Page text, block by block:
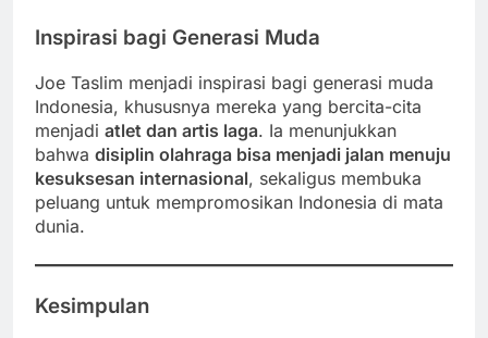
Inspirasi bagi Generasi Muda
Joe Taslim menjadi inspirasi bagi generasi muda
Indonesia, khususnya mereka yang bercita-cita
menjadi atlet dan artis laga. Ia menunjukkan
bahwa disiplin olahraga bisa menjadi jalan menuju
kesuksesan internasional, sekaligus membuka
peluang untuk mempromosikan Indonesia di mata
dunia.
Kesimpulan